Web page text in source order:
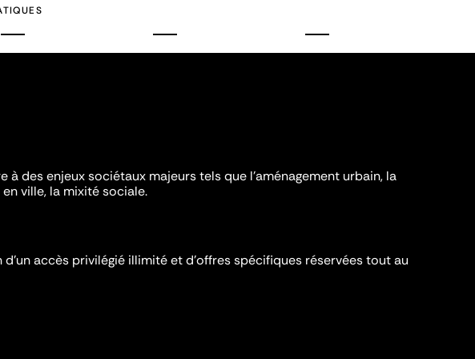
des enjeux sociétaux majeurs tels que l'aménagement urbain, la
ville, la mixité sociale.
accès privilégié illimité et d’offres spécifiques réservées tout au